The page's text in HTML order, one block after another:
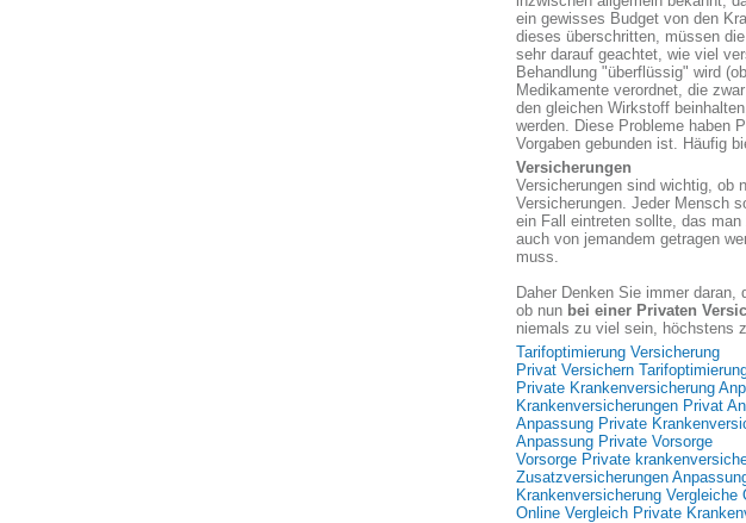
ein gewisses Budget von den
dieses überschritten, müssen
sehr darauf geachtet, wie viel
Behandlung "überflüssig" wird
Medikamente verordnet, die
den gleichen Wirkstoff
werden. Diese Probleme haben
Vorgaben gebunden ist. Häufig
Versicherungen
Versicherungen sind wichtig, ob
Versicherungen. Jeder Mensch
ein Fall eintreten sollte, das
auch von jemandem getragen
muss.
Daher Denken Sie immer
ob nun bei einer Privaten
niemals zu viel sein, höchstens
Tarifoptimierung Versicherung
Privat Versichern
Private Krankenversicherung
Krankenversicherungen Privat
Anpassung Private
Anpassung Private Vorsorge
Vorsorge Private
Zusatzversicherungen
Krankenversicherung Vergleiche
Online Vergleich Private